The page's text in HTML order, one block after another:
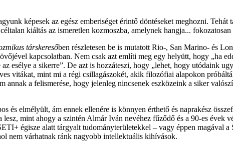
képesek az egész emberiséget érintő döntéseket meghozni. Tehát
kiáltás az ismeretlen kozmoszba, amelynek hangja... fokozatosan
társkeresőben részletesen be is mutatott Rio-, San Marino- és
kapcsolatban. Nem csak azt említi meg egy helyütt, hogy „ha
esélye a sikerre”. De azt is hozzáteszi, hogy „lehet, hogy utódaink
vitákat, mint mi a régi csillagászokét, akik filozófiai alapokon
a felismerése, hogy jelenleg nincsenek eszközeink a siker
és elmélyült, ám ennek ellenére is könnyen érthető és naprakész
mint ahogy a szintén Almár Iván nevéhez fűződő és a 90-es évek
égisze alatt tárgyalt tudományterületekkel – vagy éppen magával
nem várhatnak ránk nagyobb intellektuális kihívások.